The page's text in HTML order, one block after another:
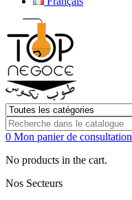
0 Mon panier de consultation
No products in the cart.
Nos Secteurs